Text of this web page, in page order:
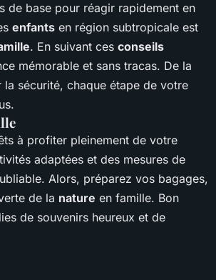
de base pour réagir rapidement en
enfants en région subtropicale est
. En suivant ces conseils
mémorable et sans tracas. De la
la sécurité, chaque étape de votre
à profiter pleinement de votre
adaptées et des mesures de
Alors, préparez vos bagages,
de la nature en famille. Bon
de souvenirs heureux et de